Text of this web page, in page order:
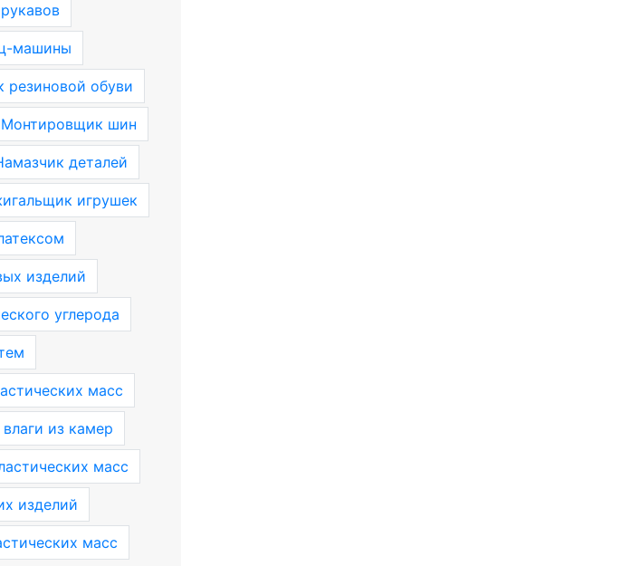
машины
обуви
Монтировщик шин
деталей
игрушек
изделий
углерода
масс
из камер
масс
изделий
масс